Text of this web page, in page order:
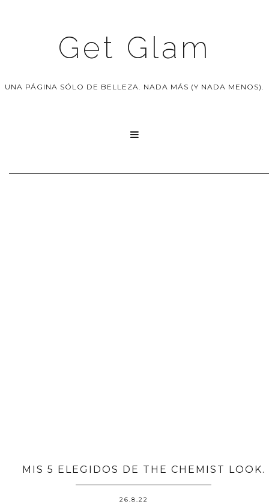
Get Glam
UNA PÁGINA SÓLO DE BELLEZA. NADA MÁS (Y NADA MENOS).

MIS 5 ELEGIDOS DE THE CHEMIST LOOK.
26.8.22